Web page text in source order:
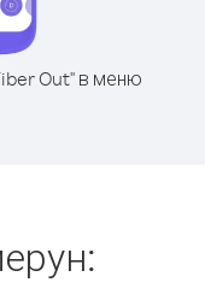
Out" в меню